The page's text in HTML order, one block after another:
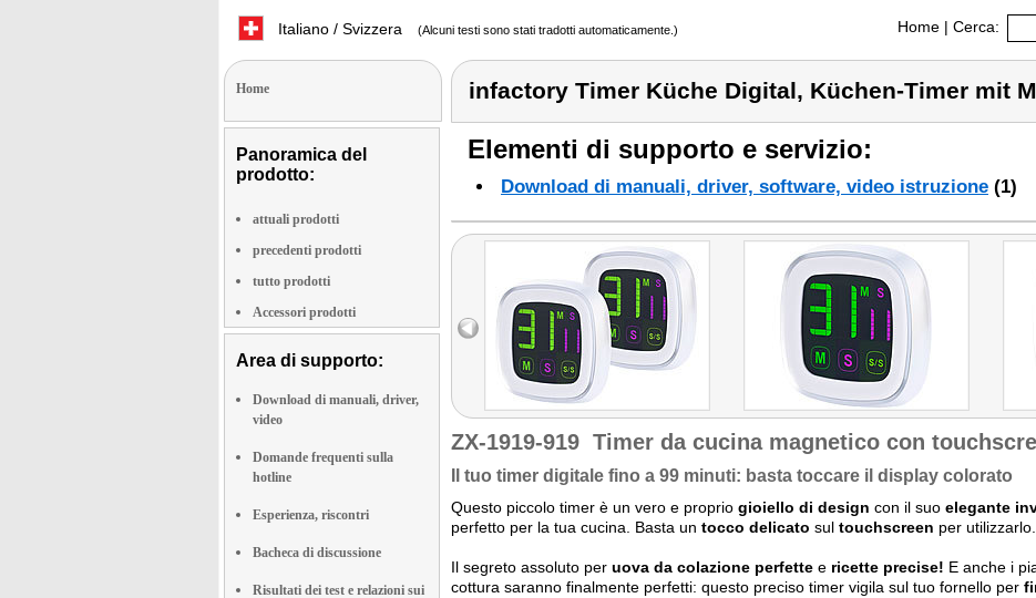
Italiano / Svizzera (Alcuni testi sono stati tradotti automaticamente.) Home | Cerca:
Home
Panoramica del
prodotto:
attuali prodotti
precedenti prodotti
tutto prodotti
Accessori prodotti
Area di supporto:
Download di manuali, driver,
video
Domande frequenti sulla
hotline
Esperienza, riscontri
Bacheca di discussione
Risultati dei test e relazioni sui
infactory Timer Küche Digital, Küchen-Timer mit
Elementi di supporto e servizio:
Download di manuali, driver, software, video istruzione (1)
ZX-1919-919 Timer da cucina magnetico con
Il tuo timer digitale fino a 99 minuti: basta toccare il display colorato
Questo piccolo timer è un vero e proprio gioiello di design con il suo elegante
perfetto per la tua cucina. Basta un tocco delicato sul touchscreen per utilizzarlo.
Il segreto assoluto per uova da colazione perfette e ricette precise! E anche i
cottura saranno finalmente perfetti: questo preciso timer vigila sul tuo fornello per